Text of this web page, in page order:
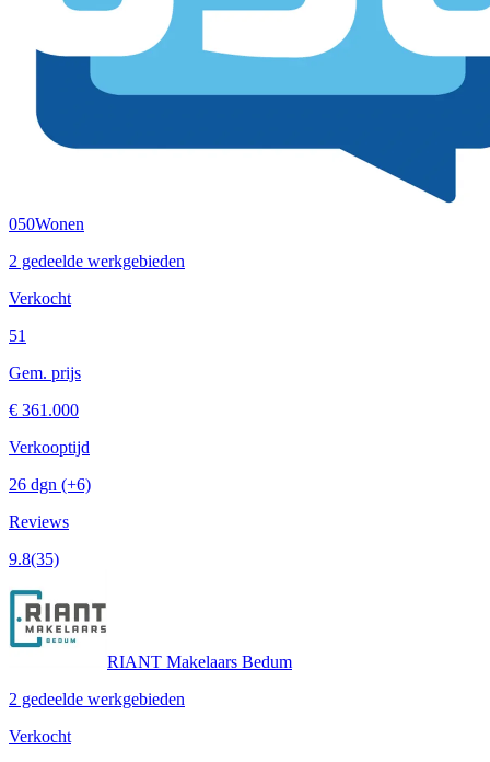
050Wonen
2 gedeelde werkgebieden
Verkocht
51
Gem. prijs
€ 361.000
Verkooptijd
26 dgn (+6)
Reviews
9.8(35)
RIANT Makelaars Bedum
2 gedeelde werkgebieden
Verkocht